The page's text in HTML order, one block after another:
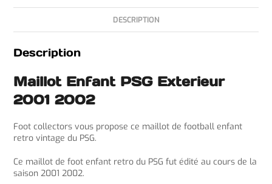
DESCRIPTION
Description
Maillot Enfant PSG Exterieur
2001 2002
Foot collectors vous propose ce maillot de football enfant
retro vintage du PSG.
Ce maillot de foot enfant retro du PSG fut édité au cours de la
saison 2001 2002.